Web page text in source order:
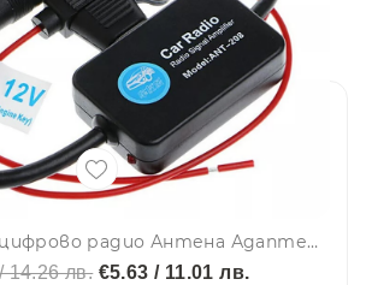
Усилвател за цифрово радио Антена Адаптер 12V
14.26 лв.€5.63 / 11.01 лв.